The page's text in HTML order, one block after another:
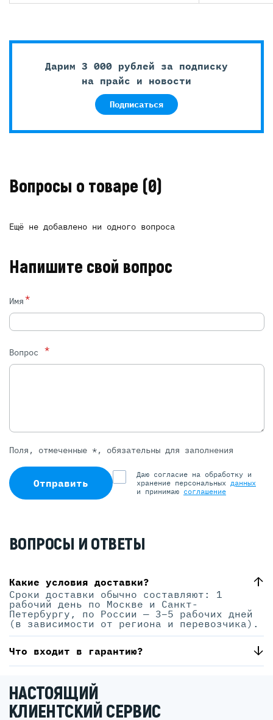
Дарим 3 000 рублей за подписку
на прайс и новости
Подписаться
Вопросы о товаре (0)
Ещё не добавлено ни одного вопроса
Напишите свой вопрос
Имя*
Вопрос *
Поля, отмеченные *, обязательны для заполнения
Отправить
Даю согласие на обработку и
хранение персональных данных
и принимаю соглашение
ВОПРОСЫ И ОТВЕТЫ
Какие условия доставки?
Сроки доставки обычно составляют: 1
рабочий день по Москве и Санкт-
Петербургу, по России — 3–5 рабочих дней
(в зависимости от региона и перевозчика).
Что входит в гарантию?
НАСТОЯЩИЙ
КЛИЕНТСКИЙ СЕРВИС